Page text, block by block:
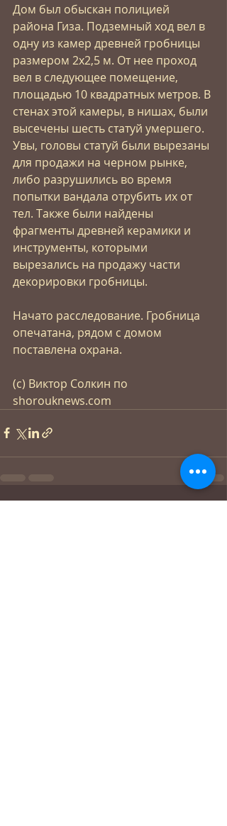
Дом был обыскан полицией
района Гиза. Подземный ход вел в
одну из камер древней гробницы
размером 2х2,5 м. От нее проход
вел в следующее помещение,
площадью 10 квадратных метров. В
стенах этой камеры, в нишах, были
высечены шесть статуй умершего.
Увы, головы статуй были вырезаны
для продажи на черном рынке,
либо разрушились во время
попытки вандала отрубить их от
тел. Также были найдены
фрагменты древней керамики и
инструменты, которыми
вырезались на продажу части
декорировки гробницы.
Начато расследование. Гробница
опечатана, рядом с домом
поставлена охрана.
(с) Виктор Солкин по
shorouknews.com